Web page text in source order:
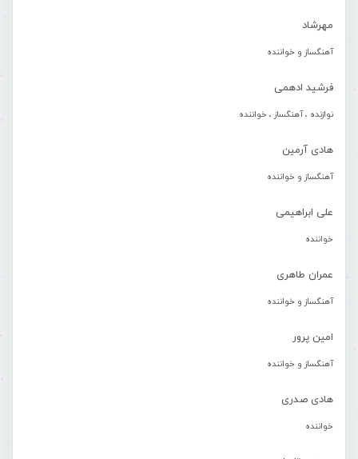
مهرشاد
آهنگساز و خواننده
فرشید ادهمی
نوازنده ، آهنگساز ، خواننده
هادی آرمین
آهنگساز و خواننده
علی ابراهیمی
خواننده
عمران طاهری
آهنگساز و خواننده
امین پرور
آهنگساز و خواننده
هادی صدری
خواننده